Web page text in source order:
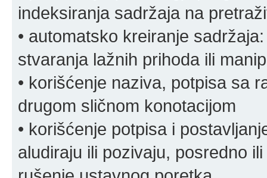
indeksiranja sadržaja na
• automatsko kreiranje
stvaranja lažnih prihoda ili
• korišćenje naziva, potpisa sa
drugom sličnom konotacijom
• korišćenje potpisa i
aludiraju ili pozivaju, posredno